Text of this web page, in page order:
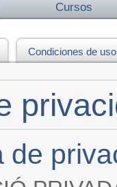
Cursos
Condiciones de uso
de